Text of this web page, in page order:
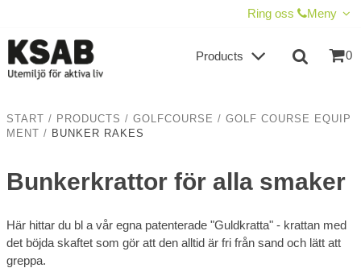
Ring oss Meny
0
Products
START / PRODUCTS / GOLFCOURSE / GOLF COURSE EQUIP
MENT
/ BUNKER RAKES
Bunkerkrattor för alla smaker
Här hittar du bl a vår egna patenterade "Guldkratta" - krattan med
det böjda skaftet som gör att den alltid är fri från sand och lätt att
greppa.
CHECKOUT